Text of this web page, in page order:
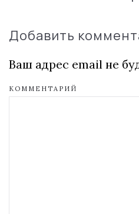
Добавить
Ваш адрес email не
КОММЕНТАРИЙ